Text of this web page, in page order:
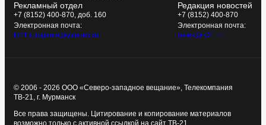
Рекламный отдел
+7 (8152) 400-870, доб. 160
Электронная почта:
tv21kompania@yandex.ru
Редакция новостей
+7 (8152) 400-870
Электронная почта:
news@tv21.ru
© 2006 - 2026 ООО «Северо-западное вещание», Телекомпания
ТВ-21, г. Мурманск
Все права защищены. Цитирование и копирование материалов
возможно только с активной ссылкой на сайт ТВ-21.